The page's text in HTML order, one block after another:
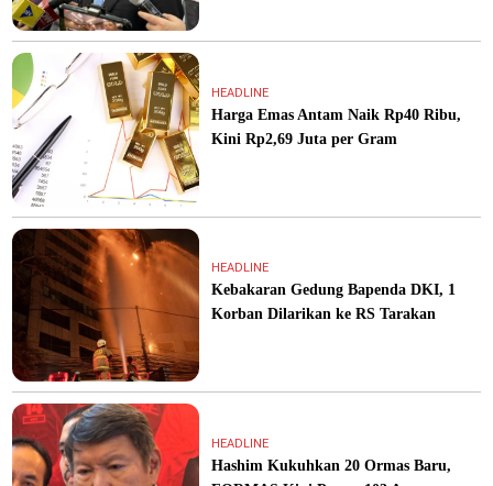
HEADLINE
Harga Emas Antam Naik Rp40 Ribu,
Kini Rp2,69 Juta per Gram
HEADLINE
Kebakaran Gedung Bapenda DKI, 1
Korban Dilarikan ke RS Tarakan
HEADLINE
Hashim Kukuhkan 20 Ormas Baru,